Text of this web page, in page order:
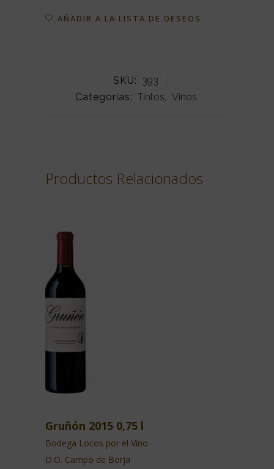
AÑADIR A LA LISTA DE DESEOS
SKU: 393
Categorías: Tintos, Vinos
Productos Relacionados
Gruñón 2015 0,75 l
Bodega Locos por el Vino
D.O. Campo de Borja